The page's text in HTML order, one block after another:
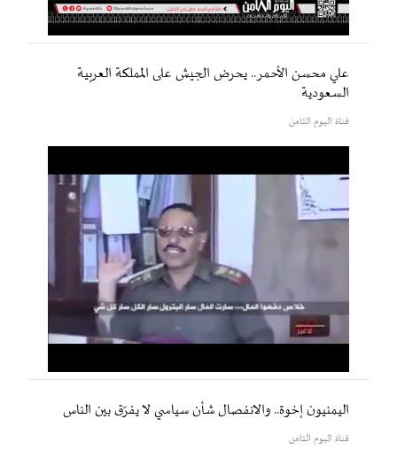
علي محسن الأحمر.. يحرض الجيش على المملكة العربية
السعودية
قناة اليوم الثامن
اليمنيون إخوة.. والانفصال شأن سياسي لا يفرّق بين الناس
قناة اليوم الثامن